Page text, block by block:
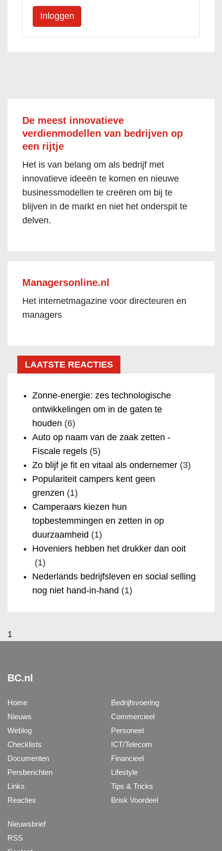
De meest innovatieve
verdienmodellen van bedrijven op
een rijtje
Het is van belang om als bedrijf met
innovatieve ideeën te komen en nieuwe
businessmodellen te creëren om bij te
blijven in de markt en niet het onderspit te
delven.
Managersonline.nl
Het internetmagazine voor directeuren en
managers
LAATSTE REACTIES
Zonne-energie: zes technologische
ontwikkelingen om in de gaten te
houden (6)
Auto op naam van de zaak zetten -
Fiscale regels (5)
Zo blijf je fit en vitaal als ondernemer (3)
Populariteit campers kent geen
grenzen (1)
Camperaars kiezen hun
topbestemmingen en zetten in op
duurzaamheid (1)
Hoveniers hebben het drukker dan ooit
(1)
Nederlands bedrijfsleven en social selling
nog niet hand-in-hand (1)
1
BC.nl
Home
Nieuws
Weblog
Checklists
Documenten
Persberichten
Links
Reacties
Bedrijfsvoering
Commercieel
Personeel
ICT/Telecom
Financieel
Lifestyle
Tips & Tricks
Brisk Voordeel
Nieuwsbrief
RSS